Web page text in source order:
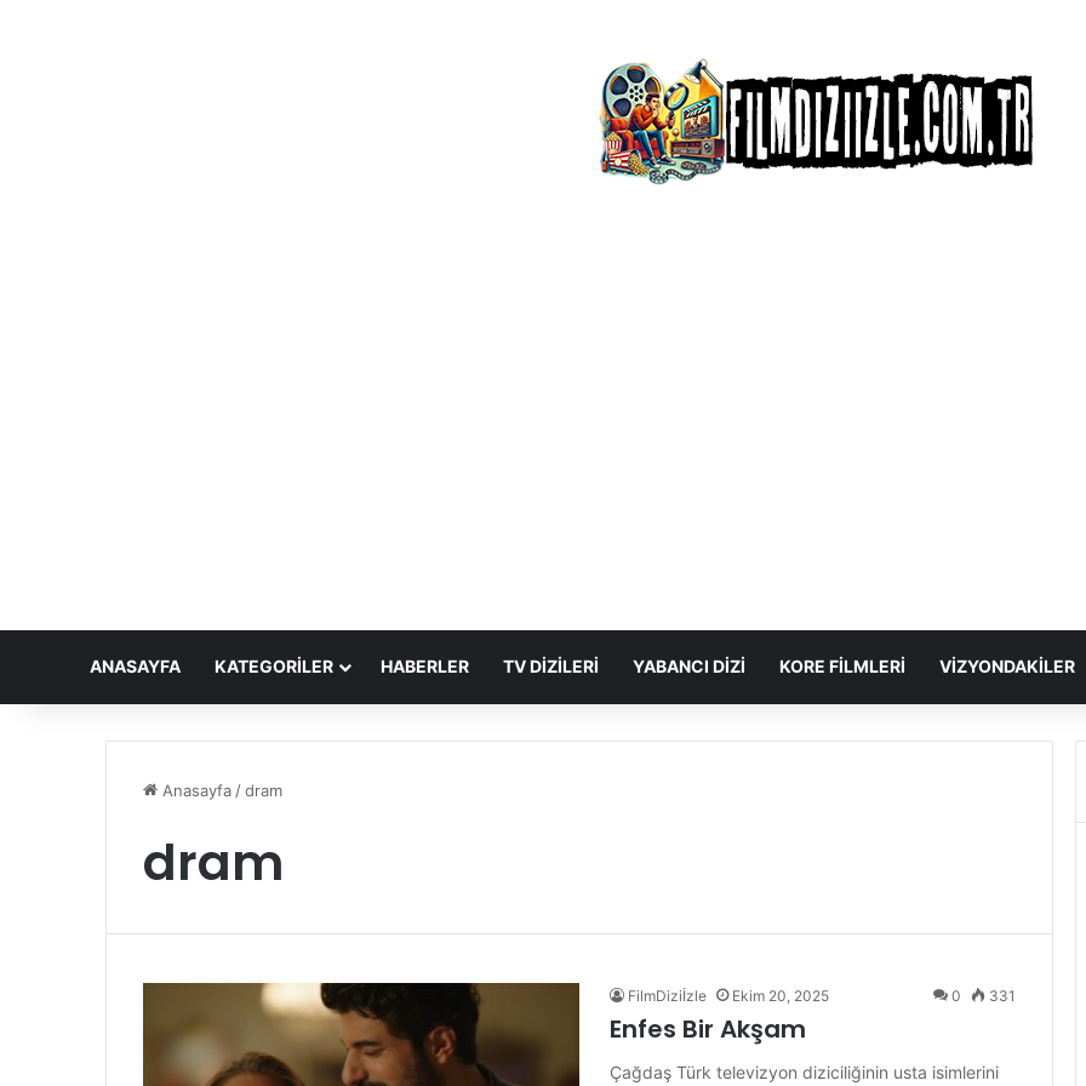
ANASAYFA KATEGORILER HABERLER TV DIZILERI YABANCI DIZI KORE FILMLERI VIZYONDAKILER
Anasayfa /dram
dram
FilmDiziİzle Ekim 20, 2025 0 331
Enfes Bir Akşam
Çağdaş Türk televizyon diziciliğinin usta isimlerini